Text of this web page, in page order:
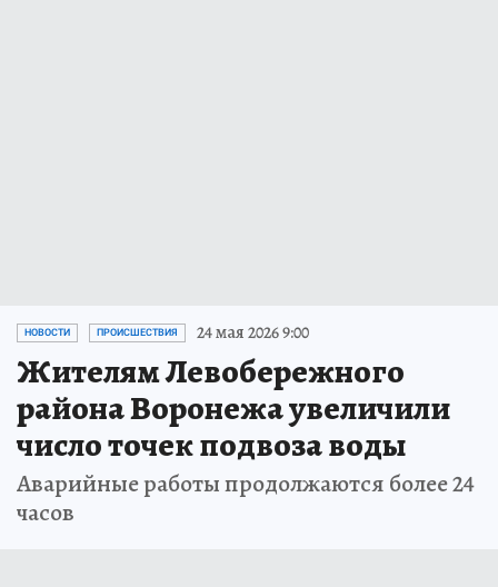
НОВОСТИ ПРОИСШЕСТВИЯ 24 мая 2026 9:00
Жителям Левобережного
района Воронежа увеличили
число точек подвоза воды
Аварийные работы продолжаются более 24
часов